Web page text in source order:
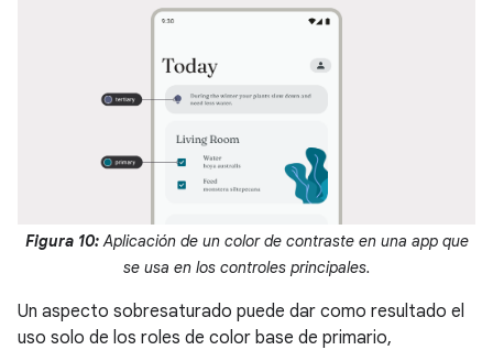
Figura 10:Aplicación de un color de contraste en una app que
se usa en los controles principales.
Un aspecto sobresaturado puede dar como resultado el
uso solo de los roles de color base de primario,